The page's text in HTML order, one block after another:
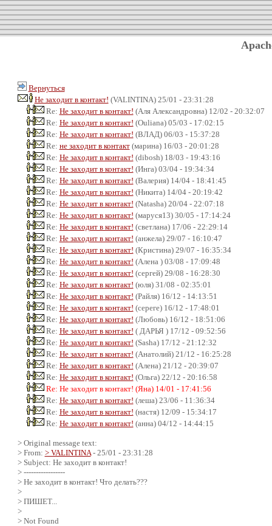
Вернуться
Не заходит в контакт! (VALINTINA) 25/01 - 23:31:28
Re: Не заходит в контакт! (Аля Александровна) 12/02 - 20:32:07
Re: Не заходит в контакт! (Ouliana) 05/03 - 17:02:15
Re: Не заходит в контакт! (ВЛАД) 06/03 - 15:37:28
Re: не заходит в контакт(марина) 16/03 - 20:01:28
Re: Не заходит в контакт! (dibosh) 18/03 - 19:43:16
Re: Не заходит в контакт! (Инга) 03/04 - 19:34:34
Re: Не заходит в контакт! (Валерия) 14/04 - 18:41:45
Re: Не заходит в контакт! (Никита) 14/04 - 20:19:42
Re: Не заходит в контакт! (Natasha) 20/04 - 22:07:18
Re: Не заходит в контакт! (маруся13) 30/05 - 17:14:24
Re: Не заходит в контакт! (светлана) 17/06 - 22:29:14
Re: Не заходит в контакт! (анжела) 29/07 - 16:10:47
Re: Не заходит в контакт! (Кристина) 29/07 - 16:35:34
Re: Не заходит в контакт! (Алена ) 03/08 - 17:09:48
Re: Не заходит в контакт! (сергей) 29/08 - 16:28:30
Re: Не заходит в контакт! (юля) 31/08 - 02:35:01
Re: Не заходит в контакт! (Райля) 16/12 - 14:13:51
Re: Не заходит в контакт! (сереге) 16/12 - 17:48:01
Re: Не заходит в контакт! (Любовь) 16/12 - 18:51:06
Re: Не заходит в контакт! ( ДАРЬЯ ) 17/12 - 09:52:56
Re: Не заходит в контакт! (Sasha) 17/12 - 21:12:32
Re: Не заходит в контакт! (Анатолий) 21/12 - 16:25:28
Re: Не заходит в контакт! (Алена) 21/12 - 20:39:07
Re: Не заходит в контакт! (Ольга) 22/12 - 20:16:58
Re: Не заходит в контакт! (Яна) 14/01 - 17:41:56
Re: Не заходит в контакт! (леша) 23/06 - 11:36:34
Re: Не заходит в контакт! (настя) 12/09 - 15:34:17
Re: Не заходит в контакт! (анна) 04/12 - 14:44:15
> Original message text:
> From: > VALINTINA- 25/01 - 23:31:28
> Subject: Не заходит в контакт!
> -----------------
> Не заходит в контакт! Что делать???
>
> ПИШЕТ...
>
> Not Found